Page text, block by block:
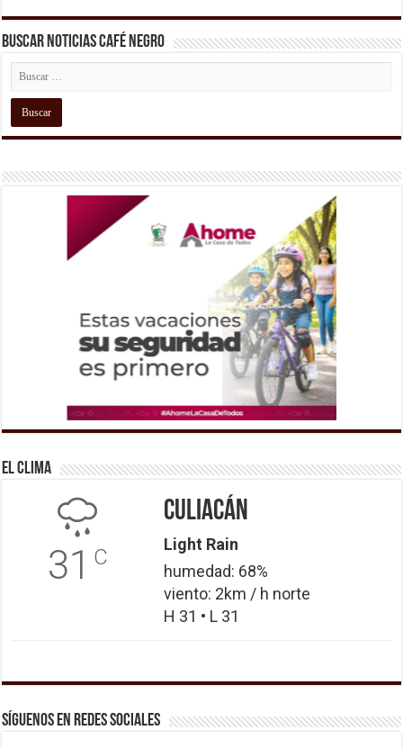
Buscar Noticias Café Negro
El Clima
31 C
Culiacán
Light Rain
humedad: 68%
viento: 2km / h norte
H 31 • L 31
Síguenos en Redes Sociales